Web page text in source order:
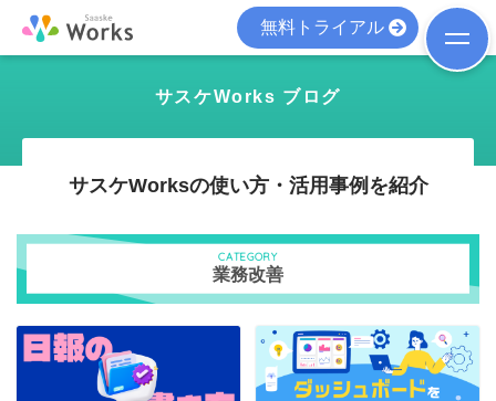
無料トライアル
サスケWorks ブログ
サスケWorksの使い方・活用事例を紹介
CATEGORY
業務改善